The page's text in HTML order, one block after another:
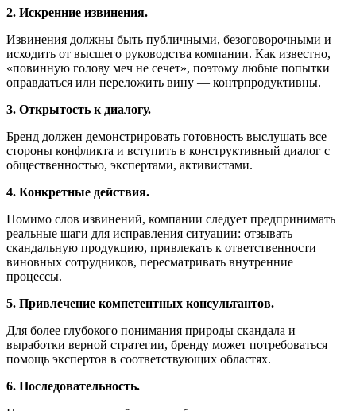
2. Искренние извинения.
Извинения должны быть публичными, безоговорочными и
исходить от высшего руководства компании. Как известно,
«повинную голову меч не сечет», поэтому любые попытки
оправдаться или переложить вину — контрпродуктивны.
3. Открытость к диалогу.
Бренд должен демонстрировать готовность выслушать все
стороны конфликта и вступить в конструктивный диалог с
общественностью, экспертами, активистами.
4. Конкретные действия.
Помимо слов извинений, компании следует предпринимать
реальные шаги для исправления ситуации: отзывать
скандальную продукцию, привлекать к ответственности
виновных сотрудников, пересматривать внутренние
процессы.
5. Привлечение компетентных консультантов.
Для более глубокого понимания природы скандала и
выработки верной стратегии, бренду может потребоваться
помощь экспертов в соответствующих областях.
6. Последовательность.